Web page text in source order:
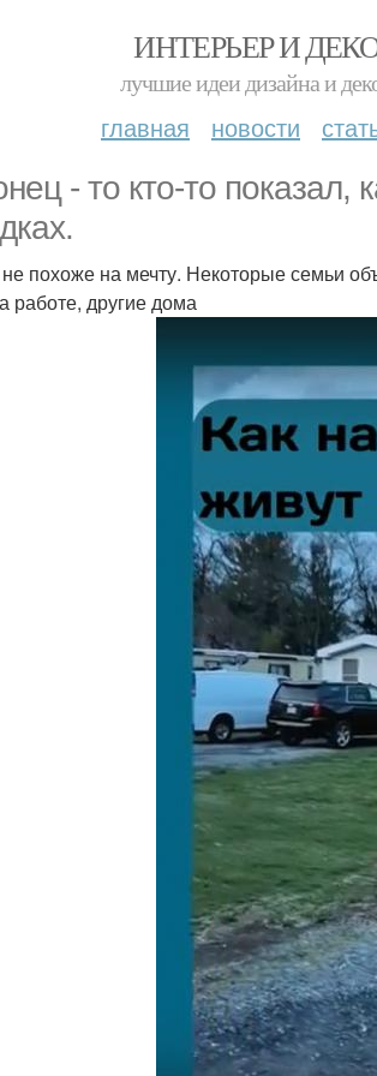
ИНТЕРЬЕР И
лучшие идеи дизайна и
главная новости
- то кто-то
похоже на мечту. Некоторые семьи
работе, другие дома